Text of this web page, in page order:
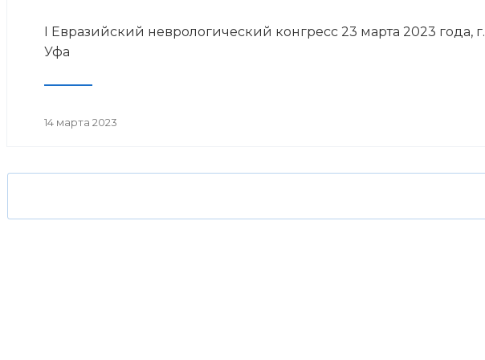
I Евразийский неврологический конгресс 23 марта 2023 года, г.
Уфа
14 марта 2023